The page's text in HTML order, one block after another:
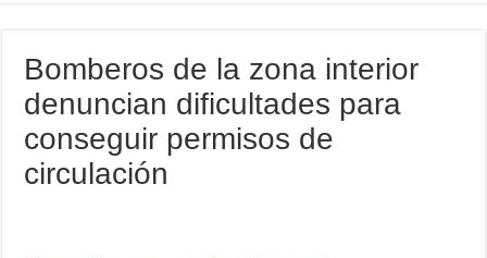
Bomberos de la zona interior
denuncian dificultades para
conseguir permisos de
circulación